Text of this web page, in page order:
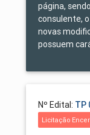
página,
consulente,
novas
possuem
Nº Edital: TP
Licitação